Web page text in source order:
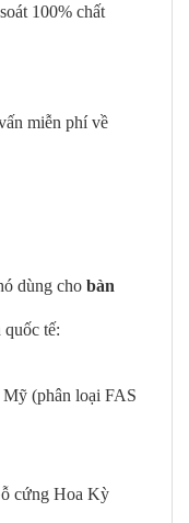
100% chất
miễn phí về
dùng cho bàn
quốc tế:
(phân loại FAS
cứng Hoa Kỳ